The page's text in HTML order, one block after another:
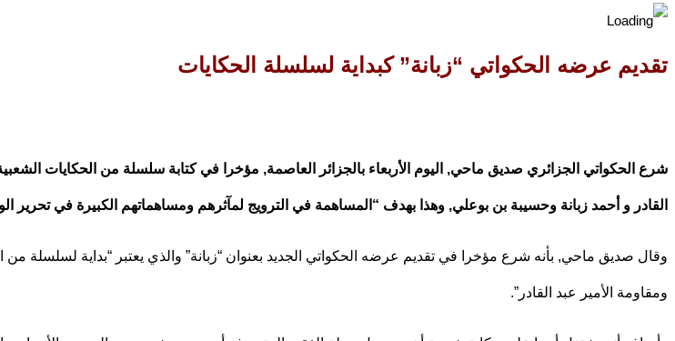
تقديم عرضه الحكواتي “زبانة” كبداية لسلسلة الحكايات
شرع الحكواتي الجزائري صديق ماحي, اليوم الأربعاء بالجزائر العاصمة, مؤخرا في كتابة سلسلة من الحكايات
القادر و أحمد زبانة وحسيبة بن بوعلي, وهذا بهدف “المساهمة في الترويج لمآثرهم ومساهماتهم الكبيرة في تحرير
وقال صديق ماحي, بأنه شرع مؤخرا في تقديم عرضه الحكواتي الجديد بعنوان “زبانة” والذي يعتبر “بداية لسلسلة
ومقاومة الأمير عبد القادر”.